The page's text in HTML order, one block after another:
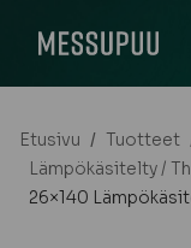
Etusivu / Tuotteet
Lämpökäsitelty /
26×140